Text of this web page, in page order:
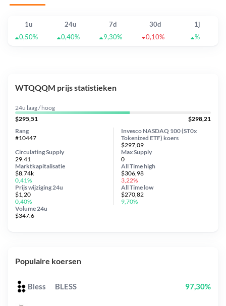
1u 24u 7d 30d
1j
0,50%
0,40% 9,30% 0,10% %
WTQQQM prijs statistieken
24u laag / hoog
$295,51
$298,21
Invesco NASDAQ 100 (ST0x
Tokenized ETF) koers
$297,09
Circulating Supply
29.41
Prijs wijziging 24u
$1,20
0,40%
Max Supply
0
Marktkapitalisatie
$8.74k
0,41%
Volume 24u
$347.6
Rang
#10447
All Timehigh
$306,98
3,22%
All Time low
$270,82
9,70%
Populaire koersen
Bless BLESS 97,30%